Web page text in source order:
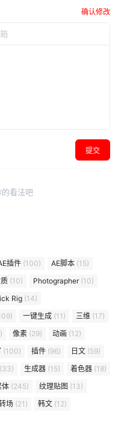
确认修改
提交
看法吧
插件 (100) AE脚本 (15)
(10) Photographer(10)
Rig (14)
一键生成 (11) 三维 (17)
像素 (29) 动画 (12)
(100) 插件 (96) 日文 (59)
(33) 生成器 (15) 着色器 (18)
体 (245) 纹理贴图 (13)
场 (21) 韩文 (12)